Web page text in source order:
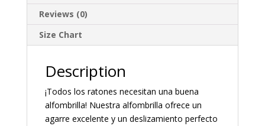
Reviews (0)
Size Chart
Description
¡Todos los ratones necesitan una buena
alfombrilla! Nuestra alfombrilla ofrece un
agarre excelente y un deslizamiento perfecto